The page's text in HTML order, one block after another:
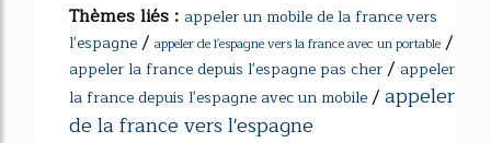
Thèmes liés : appeler un mobile de la france vers
l'espagne/ appeler de l'espagne vers la france avec un portable /
appeler la france depuis l'espagne pas cher/ appeler
la france depuis l'espagne avec un mobile/appeler
de la france vers l'espagne